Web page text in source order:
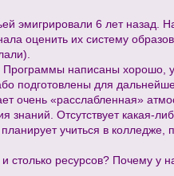
6 лет назад.
оценить их систему
написаны
подготовлены для
очень «расслабленная»
Отсутствует какая-
учиться в
ресурсов? Почему у